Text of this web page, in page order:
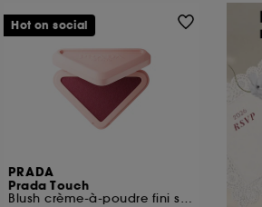
PRADA
Prada Touch
Blush crème-à-poudre fini soft-mat effet bonne mine
Hot on social